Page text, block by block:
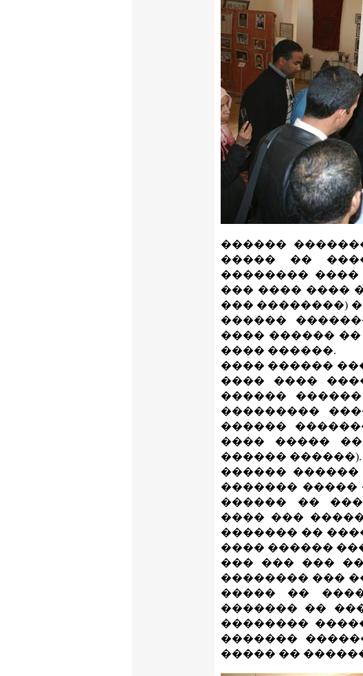
������
����� ��
��������
��� ���� ����
��� ��������)
������
���� ������
���� ������.
���� ������
���� ����
������
���������
������
���� �����
������ ������).
������
������� �����
������ ��
���� ���
������� ��
���� ������
��� ��� ���
�������� ���
����� ��
������� ��
��������
�������
����� ��